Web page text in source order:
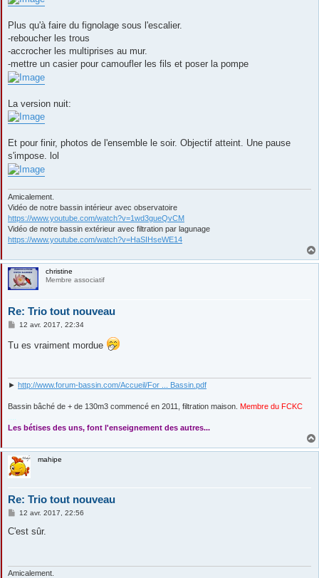
Plus qu'à faire du fignolage sous l'escalier.
-reboucher les trous
-accrocher les multiprises au mur.
-mettre un casier pour camoufler les fils et poser la pompe
La version nuit:
Et pour finir, photos de l'ensemble le soir. Objectif atteint. Une pause
s'impose. lol
Amicalement.
Vidéo de notre bassin intérieur avec observatoire
https://www.youtube.com/watch?v=1wd3gueQvCM
Vidéo de notre bassin extérieur avec filtration par lagunage
https://www.youtube.com/watch?v=HaSIHseWE14
christine
Membre associatif
Re: Trio tout nouveau
M
s
12 avr. 2017, 22:34
Tu es vraiment mordue
► http://www.forum-bassin.com/Accueil/For ... Bassin.pdf
Bassin bâché de + de 130m3 commencé en 2011, filtration maison. Membre du FCKC
Les bétises des uns, font l'enseignement des autres...
mahipe
Re: Trio tout nouveau
M
s
12 avr. 2017, 22:56
C'est sûr.
Amicalement.